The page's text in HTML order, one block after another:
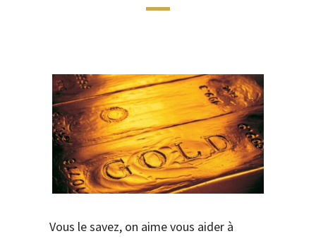
Vous le savez, on aime vous aider à